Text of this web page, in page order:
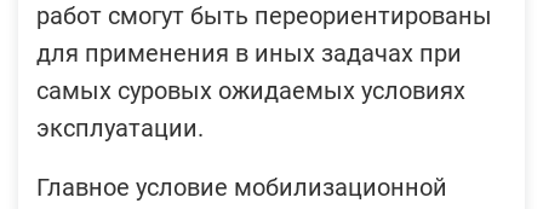
работ смогут быть переориентированы
для применения в иных задачах при
самых суровых ожидаемых условиях
эксплуатации.
Главное условие мобилизационной